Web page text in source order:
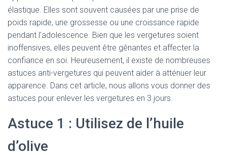
élastique. Elles sont souvent causées par une prise de
poids rapide, une grossesse ou une croissance rapide
pendant l’adolescence. Bien que les vergetures soient
inoffensives, elles peuvent être gênantes et affecter la
confiance en soi. Heureusement, il existe de nombreuses
astuces anti-vergetures qui peuvent aider à atténuer leur
apparence. Dans cet article, nous allons vous donner des
astuces pour enlever les vergetures en 3 jours.
Astuce 1 : Utilisez de l’huile
d’olive